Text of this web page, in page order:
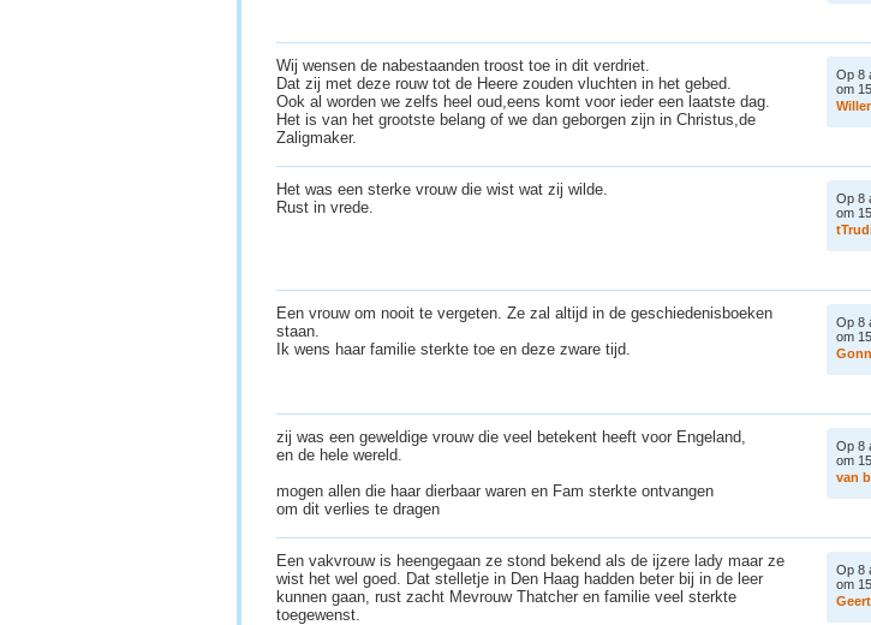
Wij wensen de nabestaanden troost toe in dit verdriet.
Dat zij met deze rouw tot de Heere zouden vluchten in het gebed.
Ook al worden we zelfs heel oud,eens komt voor ieder een laatste dag.
Het is van het grootste belang of we dan geborgen zijn in Christus,de
Zaligmaker.
Op 8
om
Wille
Het was een sterke vrouw die wist wat zij wilde.
Rust in vrede.
Op 8
om
tTrud
Een vrouw om nooit te vergeten. Ze zal altijd in de geschiedenisboeken
staan.
Ik wens haar familie sterkte toe en deze zware tijd.
Op 8
om
Gonn
zij was een geweldige vrouw die veel betekent heeft voor Engeland,
en de hele wereld.
mogen allen die haar dierbaar waren en Fam sterkte ontvangen
om dit verlies te dragen
Op 8
om
van b
Een vakvrouw is heengegaan ze stond bekend als de ijzere lady maar ze
wist het wel goed. Dat stelletje in Den Haag hadden beter bij in de leer
kunnen gaan, rust zacht Mevrouw Thatcher en familie veel sterkte
toegewenst.
Op 8
om
Geert